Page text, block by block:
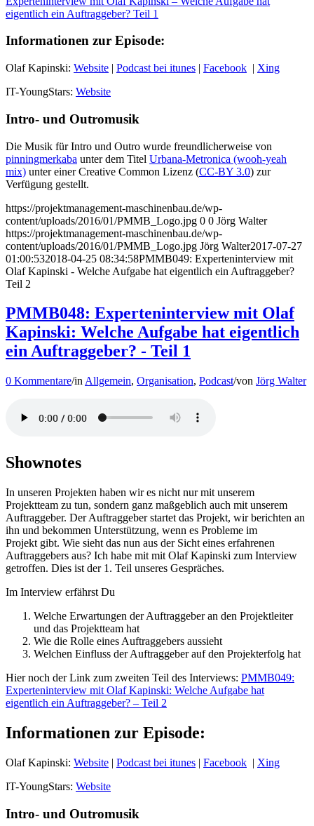
eigentlich ein Auftraggeber? Teil 1
Informationen zur Episode:
Olaf Kapinski: Website | Podcast bei itunes | Facebook | Xing
IT-YoungStars: Website
Intro- und Outromusik
Die Musik für Intro und Outro wurde freundlicherweise von
pinningmerkaba unter dem Titel Urbana-Metronica (wooh-yeah
mix) unter einer Creative Common Lizenz (CC-BY 3.0) zur
Verfügung gestellt.
https://projektmanagement-maschinenbau.de/wp-
content/uploads/2016/01/PMMB_Logo.jpg 0 0 Jörg Walter
https://projektmanagement-maschinenbau.de/wp-
content/uploads/2016/01/PMMB_Logo.jpg Jörg Walter2017-07-27
01:00:532018-04-25 08:34:58PMMB049: Experteninterview mit
Olaf Kapinski - Welche Aufgabe hat eigentlich ein Auftraggeber?
Teil 2
PMMB048: Experteninterview mit Olaf
Kapinski: Welche Aufgabe hat eigentlich
ein Auftraggeber? - Teil 1
0 Kommentare/in Allgemein, Organisation, Podcast/von Jörg Walter
Shownotes
In unseren Projekten haben wir es nicht nur mit unserem
Projektteam zu tun, sondern ganz maßgeblich auch mit unserem
Auftraggeber. Der Auftraggeber startet das Projekt, wir berichten an
ihn und bekommen Unterstützung, wenn es Probleme im
Projekt gibt. Wie sieht das nun aus der Sicht eines erfahrenen
Auftraggebers aus? Ich habe mit mit Olaf Kapinski zum Interview
getroffen. Dies ist der 1. Teil unseres Gespräches.
Im Interview erfährst Du
Welche Erwartungen der Auftraggeber an den Projektleiter
und das Projektteam hat
Wie die Rolle eines Auftraggebers aussieht
Welchen Einfluss der Auftraggeber auf den Projekterfolg hat
Hier noch der Link zum zweiten Teil des Interviews: PMMB049:
Experteninterview mit Olaf Kapinski: Welche Aufgabe hat
eigentlich ein Auftraggeber? – Teil 2
Informationen zur Episode:
Olaf Kapinski: Website | Podcast bei itunes | Facebook | Xing
IT-YoungStars: Website
Intro- und Outromusik